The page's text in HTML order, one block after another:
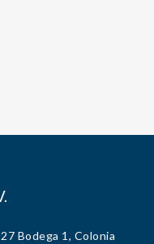
Bodega 1, Colonia